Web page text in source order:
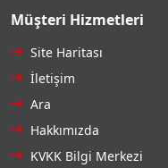
Müşteri Hizmetleri
Site Haritası
İletişim
Ara
Hakkımızda
KVKK Bilgi Merkezi